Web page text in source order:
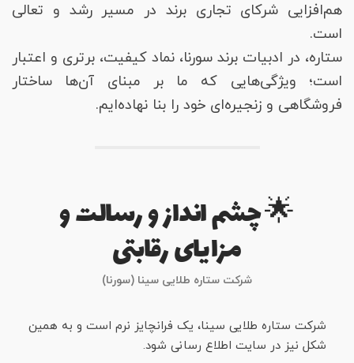
هم‌افزایی شرکای تجاری برند در مسیر رشد و تعالی
است.
ستاره، در ادبیات برند سورنا، نماد کیفیت، برتری و اعتبار
است؛ ویژگی‌هایی که ما بر مبنای آن‌ها ساختار
فروشگاهی و زنجیره‌ای خود را بنا نهاده‌ایم.
🌟 چشم انداز و رسالت و
مزایای رقابتی
شرکت ستاره طلایی سینا (سورنا)
شرکت ستاره طلایی سینا، یک فرانچایز نرم است و به همین
شکل نیز در سایت اطلاع رسانی شود.